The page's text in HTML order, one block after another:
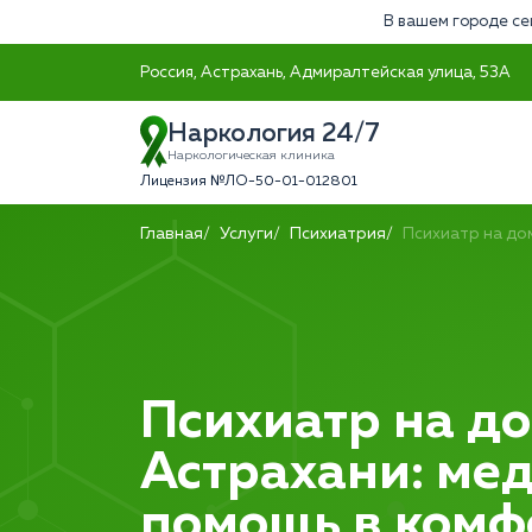
В вашем городе
Россия, Астрахань, Адмиралтейская улица, 53А
Наркология 24/7
Наркологическая клиника
Лицензия №ЛО-50-01-012801
Главная Услуги Психиатрия Психиатр на
Психиатр на
Астрахани: